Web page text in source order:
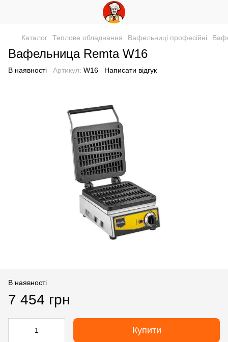
Каталог Теплове обладнання Вафельниці професійні
Вафельница Remta W16
В наявності Артикул: W16 Написати відгук
В наявності
7 454 грн
Купити